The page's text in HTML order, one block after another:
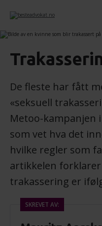
De fleste har fått
«seksuell
Metoo-kampanjen
som vet hva det
hvilke regler som
artikkelen forklarer
trakassering er
SKREVET AV: